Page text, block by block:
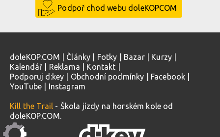
Podpoř chod webu doleKOPCOM
doleKOP.COM Články Fotky Bazar| Kurzy
Kalendář
Reklama Kontakt
Podporuj d:key
Obchodní podmínky Facebook
YouTube
Instagram
Kill the Trail - Škola jízdy na horském kole od
doleKOP.COM.